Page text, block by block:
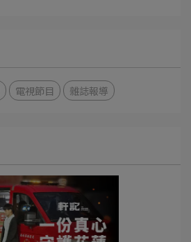
電視節目 雜誌報導